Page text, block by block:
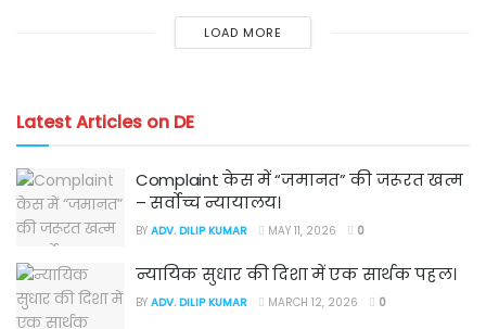
LOAD MORE
Latest Articles on DE
Complaint केस में “जमानत” की जरूरत खत्म
– सर्वोच्च न्यायालय।
BY ADV. DILIP KUMAR MAY 11, 2026 0
न्यायिक सुधार की दिशा में एक सार्थक पहल।
BY ADV. DILIP KUMAR MARCH 12, 2026 0